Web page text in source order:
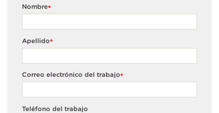
*
Nombre
*
Apellido
*
Correo electrónico del trabajo
Teléfono del trabajo